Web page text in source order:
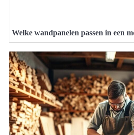
Welke wandpanelen passen in een